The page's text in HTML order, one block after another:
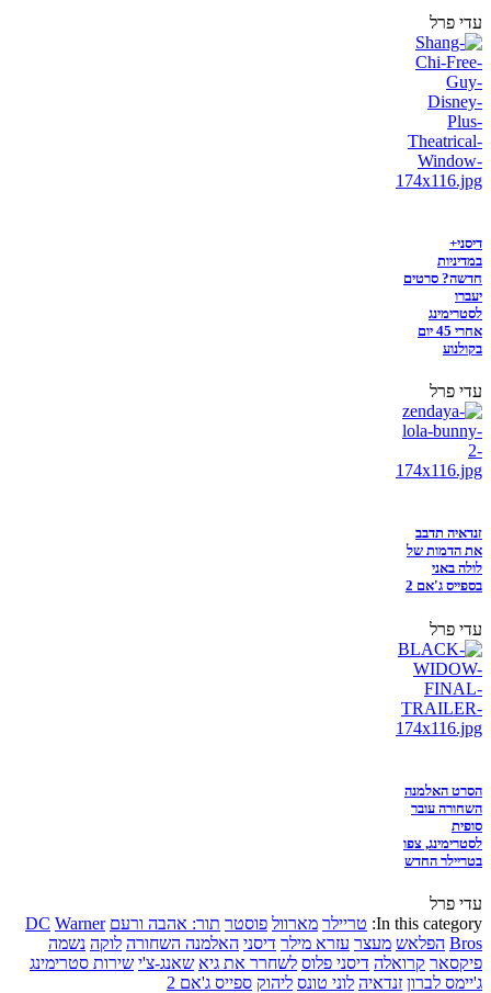
עדי פרל
דיסני+
במדיניות
חדשה? סרטים
יעברו
לסטרימינג
אחרי 45 יום
בקולנוע
עדי פרל
זנדאיה תדבב
את הדמות של
לולה באני
בספייס ג'אם 2
עדי פרל
הסרט האלמנה
השחורה עובר
סופית
לסטרימינג, צפו
בטריילר החדש
עדי פרל
In this category: טריילר מארוול פוסטר תור: אהבה ורעם DC Warner
Bros הפלאש מעצר עזרא מילר דיסני האלמנה השחורה לוקה נשמה
פיקסאר קרואלה דיסני פלוס לשחרר את גיא שאנג-צ'י שירות סטרימינג
ג'יימס לברון זנדאיה לוני טונס ליהוק ספייס ג'אם 2